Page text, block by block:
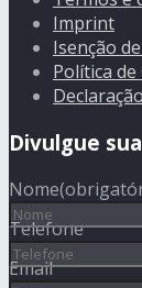
Imprint
Isenção
Política de
Divulgue
Nome
Telefone
Email